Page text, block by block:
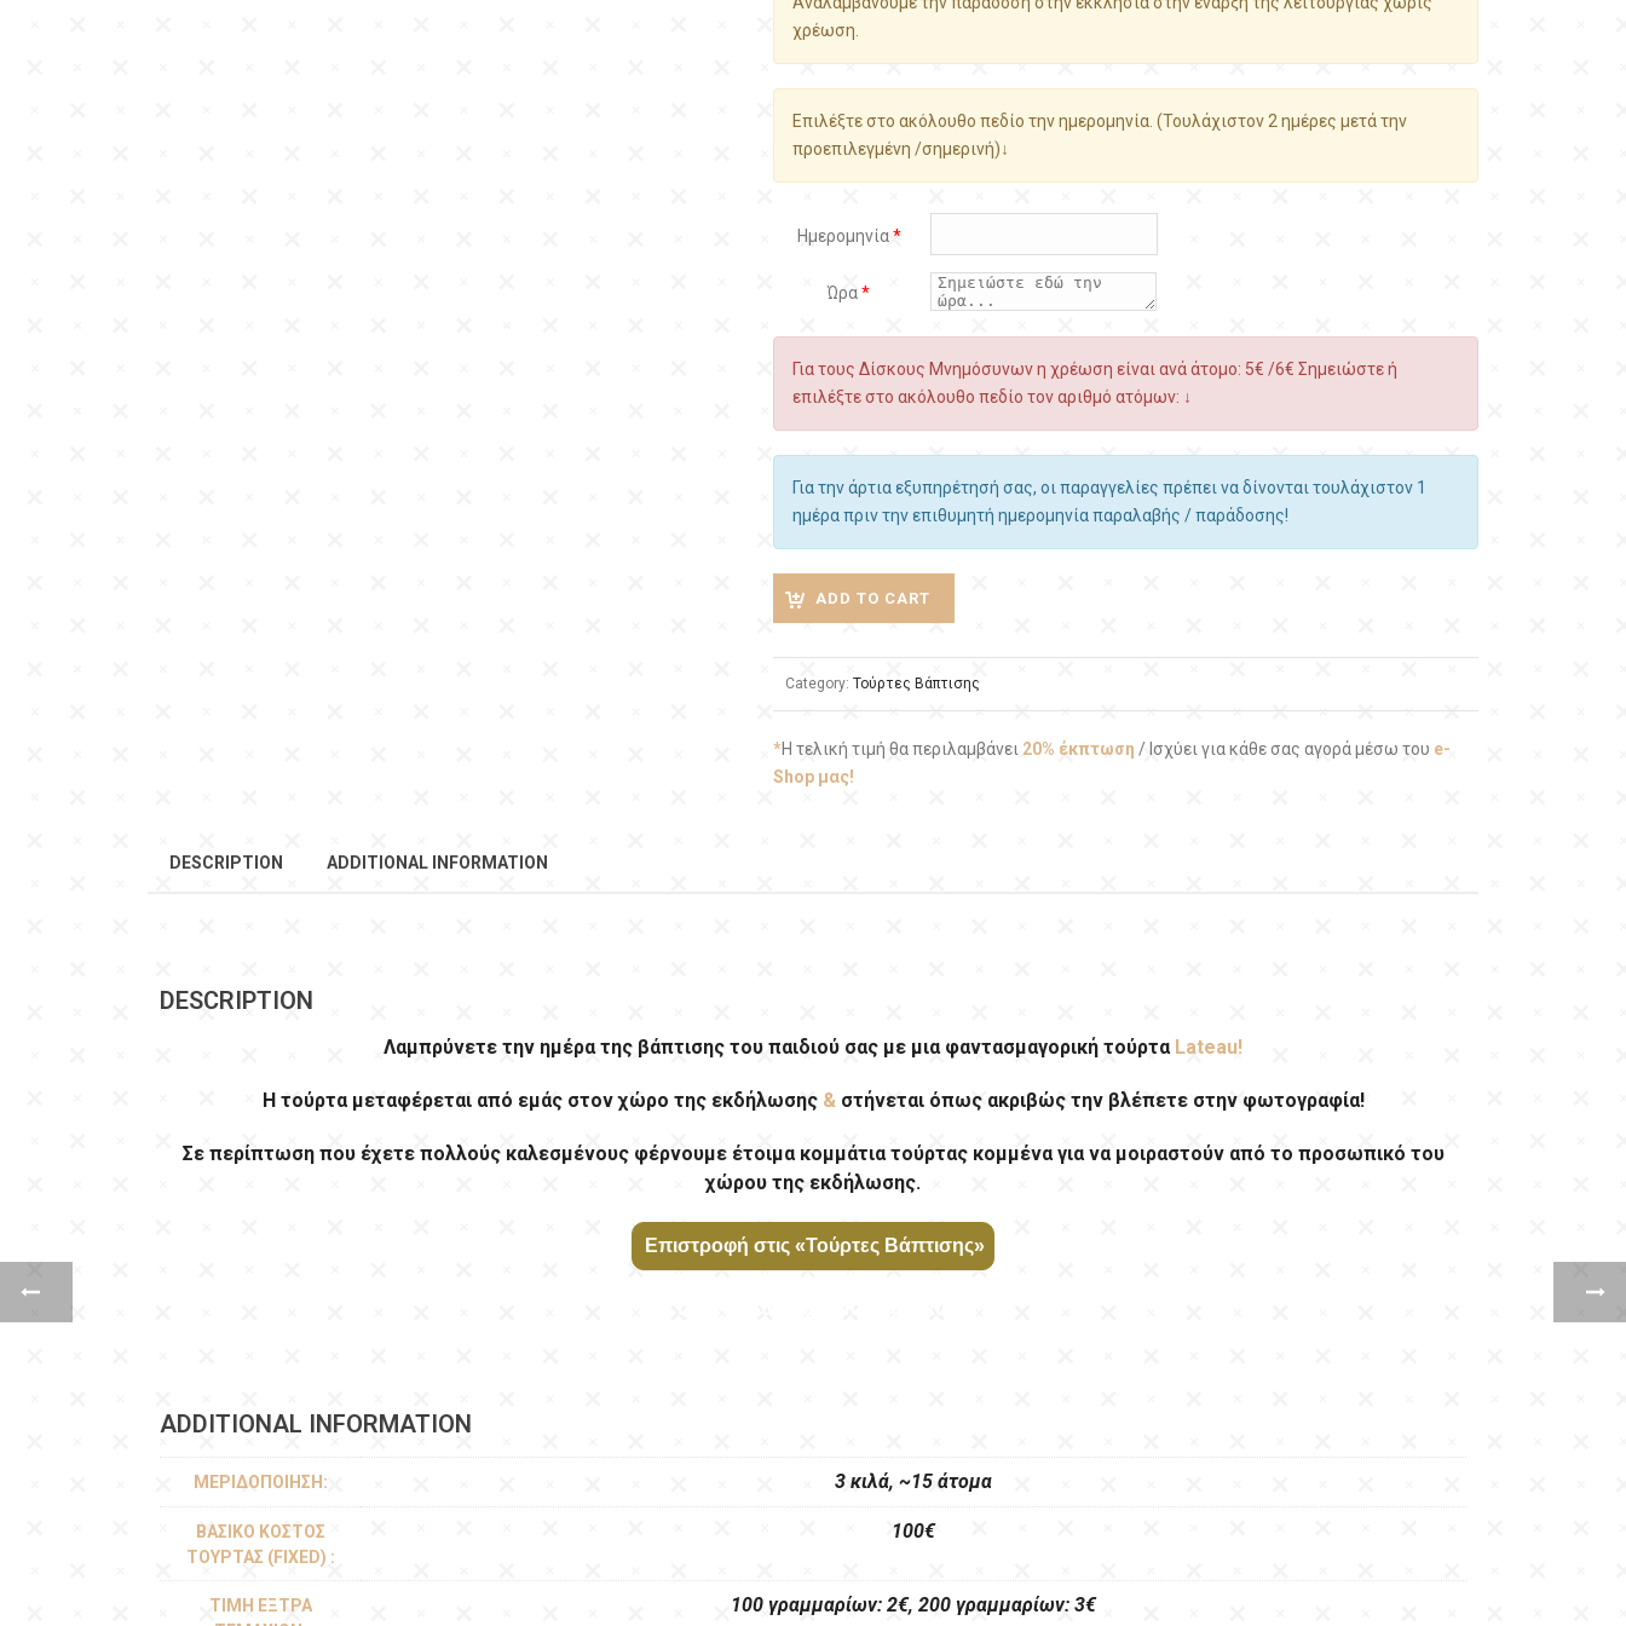
χρέωση.
Επιλέξτε στο ακόλουθο πεδίο την ημερομηνία. (Τουλάχιστον 2 ημέρες μετά την
προεπιλεγμένη /σημερινή)↓
Ημερομηνία*
Ώρα*
Για τους Δίσκους Μνημόσυνων η χρέωση είναι ανά άτομο: 5€ /6€ Σημειώστε ή
επιλέξτε στο ακόλουθο πεδίο τον αριθμό ατόμων: ↓
Για την άρτια εξυπηρέτησή σας, οι παραγγελίες πρέπει να δίνονται τουλάχιστον 1
ημέρα πριν την επιθυμητή ημερομηνία παραλαβής / παράδοσης!
ADD TO CART
Category: Τούρτες Βάπτισης
*Η τελική τιμή θα περιλαμβάνει 20% έκπτωση / Ισχύει για κάθε σας αγορά μέσω του e-
Shop μας!
DESCRIPTION ADDITIONAL INFORMATION
DESCRIPTION
Λαμπρύνετε την ημέρα της βάπτισης του παιδιού σας με μια φαντασμαγορική τούρτα Lateau!
Η τούρτα μεταφέρεται από εμάς στον χώρο της εκδήλωσης &στήνεται όπως ακριβώς την βλέπετε στην φωτογραφία!
Σε περίπτωση που έχετε πολλούς καλεσμένους φέρνουμε έτοιμα κομμάτια τούρτας κομμένα για να μοιραστούν από το προσωπικό του
χώρου της εκδήλωσης.
ADDITIONAL INFORMATION
ΜΕΡΙΔΟΠΟΊΗΣΗ: 3 κιλά, ~15 άτομα
ΒΑΣΙΚΌ ΚΌΣΤΟΣ
ΤΟΎΡΤΑΣ (FIXED) :
100€
ΤΙΜΉ ΈΞΤΡΑ
100 γραμμαρίων: 2€, 200 γραμμαρίων: 3€